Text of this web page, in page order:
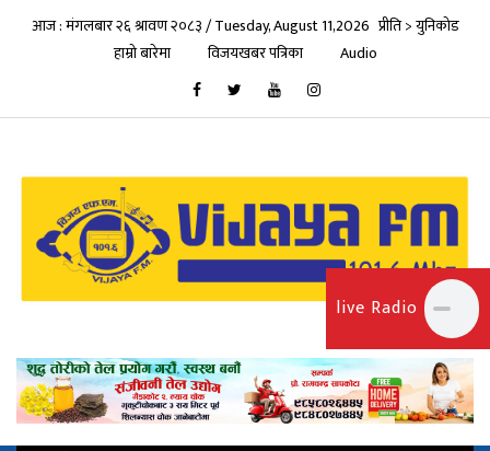
आज : मंगलबार २६ श्रावण २०८३ / Tuesday, August 11,2026 प्रीति > युनिकोड
हाम्रो बारेमा
विजयखबर पत्रिका Audio
live Radio